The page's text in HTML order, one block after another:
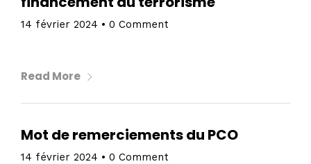
14 février 2024 • 0 Comment
Read More
Mot de remerciements du PCO
14 février 2024 • 0 Comment